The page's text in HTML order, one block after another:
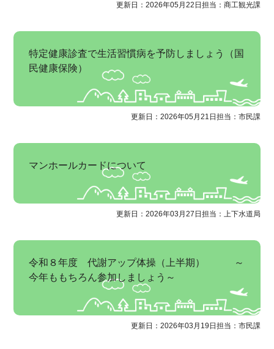
更新日：2026年05月22日 担当：商工観光課
特定健康診査で生活習慣病を予防しましょう（国
民健康保険）
更新日：2026年05月21日 担当：市民課
マンホールカードについて
更新日：2026年03月27日 担当：上下水道局
令和８年度 代謝アップ体操（上半期） ～
今年ももちろん参加しましょう～
更新日：2026年03月19日 担当：市民課